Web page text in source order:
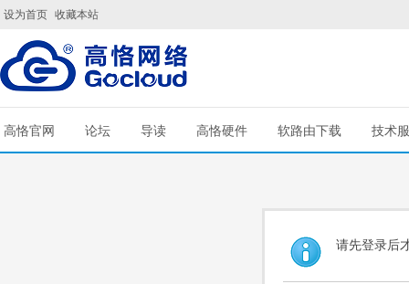
设为首页 收藏本站
高恪官网 论坛 导读 高恪硬件 软路由下载 技术
请先登录后